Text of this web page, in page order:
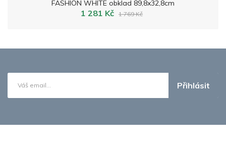
FASHION WHITE obklad 89,8x32,8cm
1 281 Kč 1 769 Kč
Přihlásit